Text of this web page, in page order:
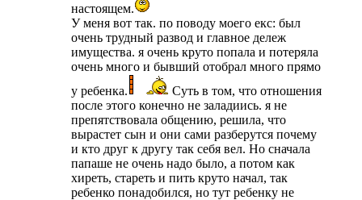
настоящем.
У меня вот так. по поводу моего екс: был
очень трудный развод и главное дележ
имущества. я очень круто попала и потеряла
очень много и бывший отобрал много прямо
у ребенка.
Суть в том, что отношения
после этого конечно не заладиись. я не
препятствовала общению, решила, что
вырастет сын и они сами разберутся почему
и кто друг к другу так себя вел. Но сначала
папаше не очень надо было, а потом как
хиреть, стареть и пить круто начал, так
ребенко понадобился, но тут ребенку не